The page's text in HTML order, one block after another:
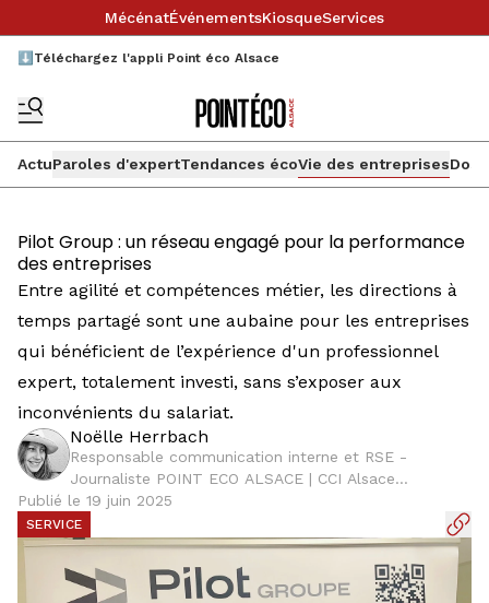
MécénatÉvénementsKiosqueServices
⬇️Téléchargez l'appli Point éco Alsace
ActuParoles d'expertTendances écoVie des entreprises
Pilot Group : un réseau engagé pour la performance
des entreprises
Entre agilité et compétences métier, les directions à
temps partagé sont une aubaine pour les entreprises
qui bénéficient de l’expérience d'un professionnel
expert, totalement investi, sans s’exposer aux
inconvénients du salariat.
Noëlle Herrbach
Responsable communication interne et RSE -
Journaliste POINT ECO ALSACE | CCI Alsace
Eurométropole
Publié le 19 juin 2025
SERVICE